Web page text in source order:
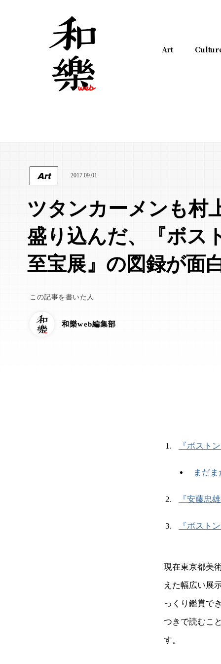
Art
Art 2017.09.01
ツタンカーメンも村
盛り込んだ、『ボス
至宝展』の図録が面
この記事を書いた人
和樂web編集部
『ボスト
まだ
『安藤忠
『ボスト
現在東京都美
えた幅広い展
っくり鑑賞で
つきで読むこ
す。